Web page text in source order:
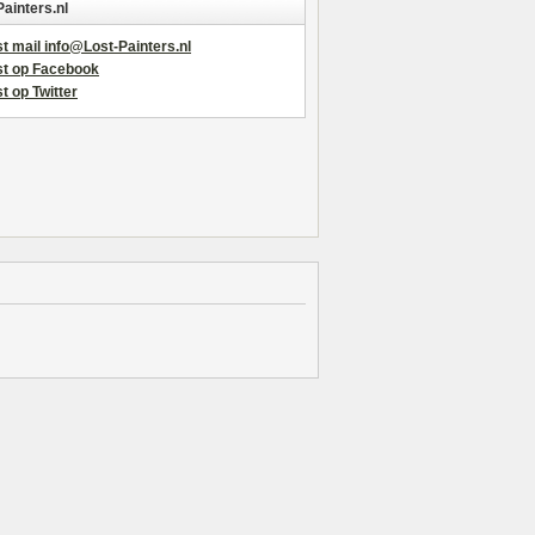
mail info@Lost-Painters.nl
op Facebook
op Twitter